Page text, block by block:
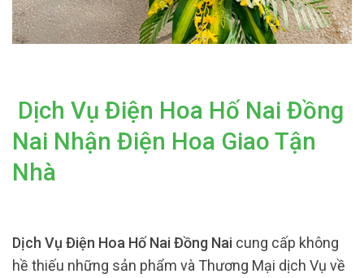
Dịch Vụ Điện Hoa Hố Nai Đồng
Nai Nhận Điện Hoa Giao Tận
Nhà
Dịch Vụ Điện Hoa Hố Nai Đồng Nai cung cấp không
hề thiếu những sản phẩm và Thương Mại dịch Vụ về